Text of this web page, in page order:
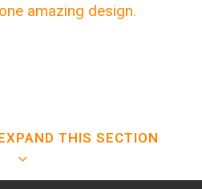
amazing design.
THIS SECTION